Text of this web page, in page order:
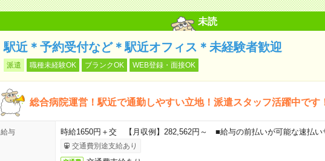
未読
駅近＊予約受付など＊駅近オフィス＊未経験者歓迎
派遣 職種未経験OK ブランクOK WEB登録・面接OK
総合病院運営！駅近で通勤しやすい立地！派遣スタッフ活躍中です
給与 時給1650円＋交 【月収例】282,562円～ ■給与の前払いが可能な速払い
交通費別途支給あり